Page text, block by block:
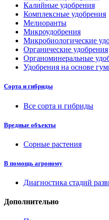
Калийные удобрения
Комплексные удобрения
Мелиоранты
Микроудобрения
Микробиологические
Органические удобрения
Органоминеральные
Удобрения на основе
Сорта и гибриды
Все сорта и гибриды
Вредные объекты
Сорные растения
В помощь агроному
Диагностика стадий
Дополнительно